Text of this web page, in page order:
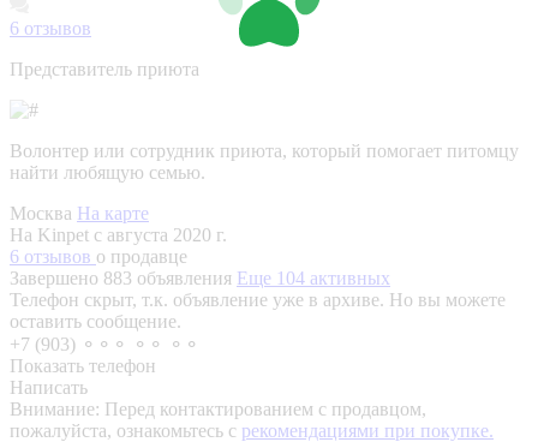
6 отзывов
Представитель приюта
Волонтер или сотрудник приюта, который помогает питомцу
найти любящую семью.
Москва На карте
На Kinpet c августа 2020 г.
6 отзывов о продавце
Завершено 883 объявления Еще 104 активных
Телефон скрыт, т.к. объявление уже в архиве. Но вы можете
оставить сообщение.
+7 (903) ⚬⚬⚬ ⚬⚬ ⚬⚬
Показать телефон
Написать
Внимание: Перед контактированием с продавцом,
пожалуйста, ознакомьтесь с рекомендациями при покупке.